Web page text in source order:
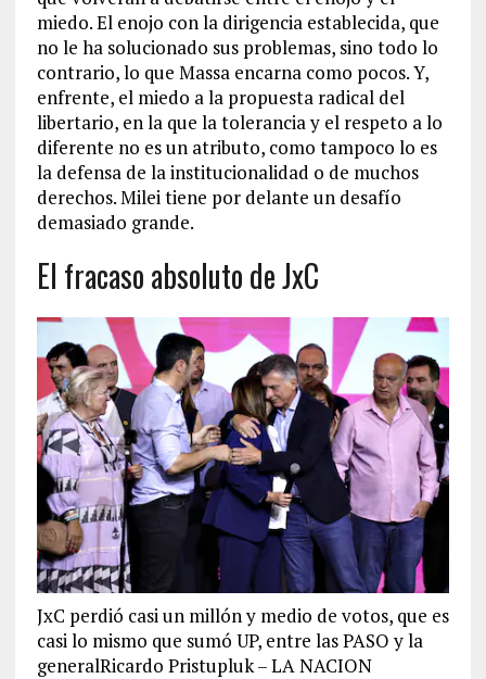
miedo. El enojo con la dirigencia establecida, que
no le ha solucionado sus problemas, sino todo lo
contrario, lo que Massa encarna como pocos. Y,
enfrente, el miedo a la propuesta radical del
libertario, en la que la tolerancia y el respeto a lo
diferente no es un atributo, como tampoco lo es
la defensa de la institucionalidad o de muchos
derechos. Milei tiene por delante un desafío
demasiado grande.
El fracaso absoluto de JxC
JxC perdió casi un millón y medio de votos, que es
casi lo mismo que sumó UP, entre las PASO y la
generalRicardo Pristupluk – LA NACION